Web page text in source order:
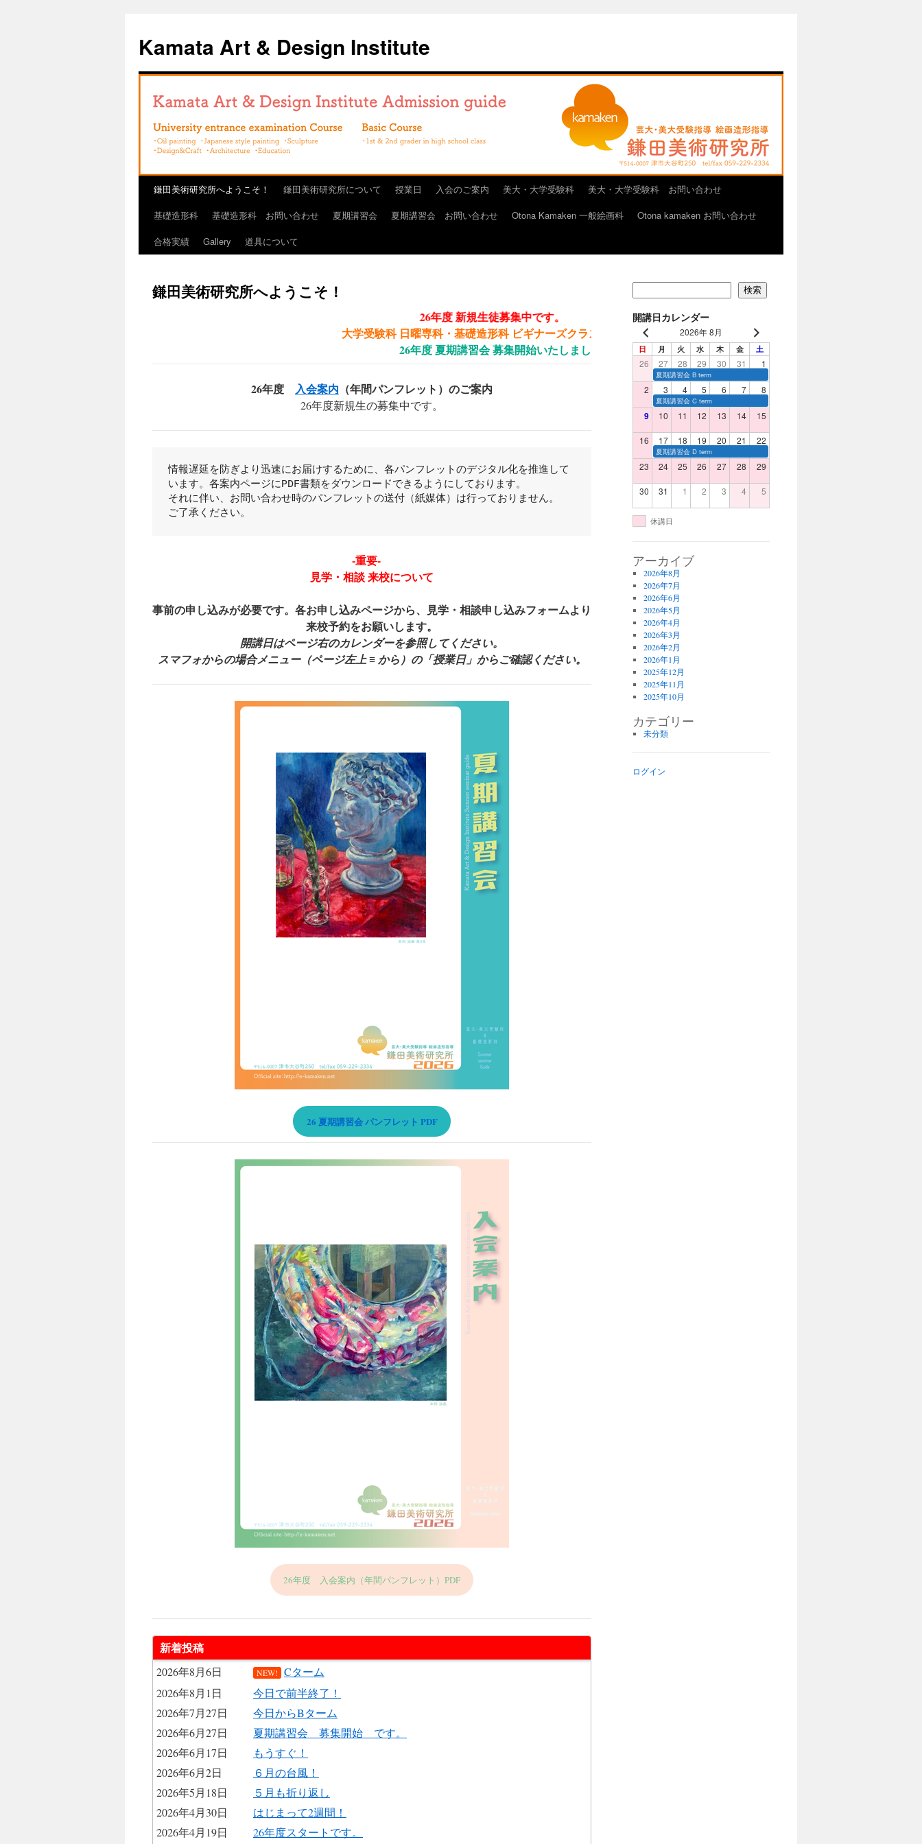
テ
ン
Kamata Art & Design Institute
鎌田美術研究所へようこそ！ 鎌田美術研究所について 授業日 入会のご案内 美大・大学受験科
美大・大学受験科 お問い合わせ
基礎造形科
基礎造形科 お問い合わせ 夏期講習会 夏期講習会 お問い合わせ Otona Kamaken 一般絵画科
Otona kamaken お問い合わせ
合格実績
Gallery 道具について
鎌田美術研究所へようこそ！
26年度 新規生徒募集中です。
大学受験科 日曜専科・基礎造形科 ビギナーズクラスの定員が締め切りまじかです。
26年度 夏期講習会 募集開始いたしました！
26年度 入会案内 （年間パンフレット）のご案内
26年度新規生の募集中です。
情報遅延を防ぎより迅速にお届けするために、各パンフレットのデジタル化を推進して
います。各案内ページにPDF書類をダウンロードできるようにしております。
それに伴い、お問い合わせ時のパンフレットの送付（紙媒体）は行っておりません。
ご了承ください。
-重要-
見学・相談 来校について
事前の申し込みが必要です。各お申し込みページから、見学・相談申し込みフォームより
来校予約をお願いします。
開講日はページ右のカレンダーを参照してください。
スマフォからの場合メニュー（ページ左上 ≡ から）の「授業日」からご確認ください。
26 夏期講習会 パンフレット PDF
26年度 入会案内（年間パンフレット）PDF
新着投稿
2026年8月6日 NEW!
Cターム
2026年8月1日
今日で前半終了！
2026年7月27日
今日からBターム
2026年6月27日
夏期講習会 募集開始 です。
2026年6月17日
もうすぐ！
2026年6月2日
６月の台風！
2026年5月18日
５月も折り返し
2026年4月30日
はじまって2週間！
2026年4月19日
26年度スタートです。
検索
開講日カレンダー
2026年 8月
日 月 火 水 木 金 土
26 27 28 29 30 31 1
夏期講習会 B term
2 3 4 5 6 7 8
夏期講習会 C term
9 10 11 12 13 14 15
16 17 18 19 20 21 22
夏期講習会 D term
23 24 25 26 27 28 29
30 31 1 2 3 4 5
休講日
アーカイブ
2026年8月
2026年7月
2026年6月
2026年5月
2026年4月
2026年3月
2026年2月
2026年1月
2025年12月
2025年11月
2025年10月
カテゴリー
未分類
ログイン